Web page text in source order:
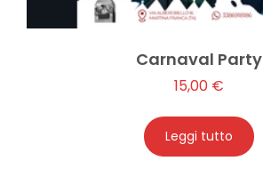
Carnaval Party
15,00 €
Leggi tutto